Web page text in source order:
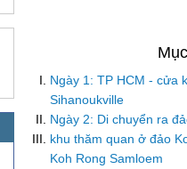
Ngày 1: TP HCM - cửa
Sihanoukville
Ngày 2: Di chuyển ra
khu thăm quan ở đảo
Koh Rong Samloem